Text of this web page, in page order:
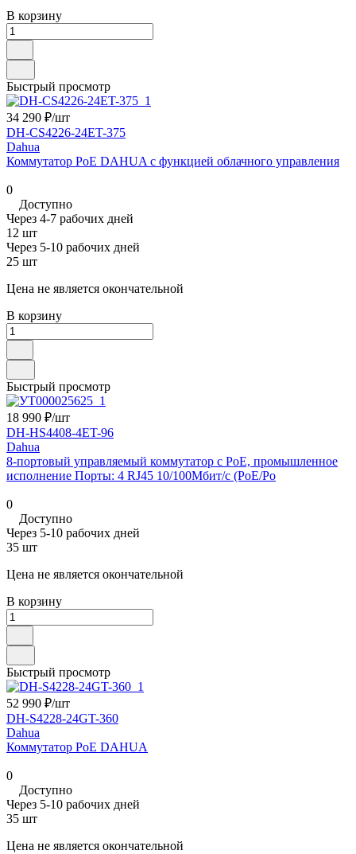
В корзину
Быстрый просмотр
34 290 ₽/шт
DH-CS4226-24ET-375
Dahua
Коммутатор PoE DAHUA с функцией облачного управления
0
Доступно
Через 4-7 рабочих дней
12 шт
Через 5-10 рабочих дней
25 шт
Цена не является окончательной
В корзину
Быстрый просмотр
18 990 ₽/шт
DH-HS4408-4ET-96
Dahua
8-портовый управляемый коммутатор с PoE, промышленное
исполнение Порты: 4 RJ45 10/100Мбит/с (PoE/Po
0
Доступно
Через 5-10 рабочих дней
35 шт
Цена не является окончательной
В корзину
Быстрый просмотр
52 990 ₽/шт
DH-S4228-24GT-360
Dahua
Коммутатор PoE DAHUA
0
Доступно
Через 5-10 рабочих дней
35 шт
Цена не является окончательной